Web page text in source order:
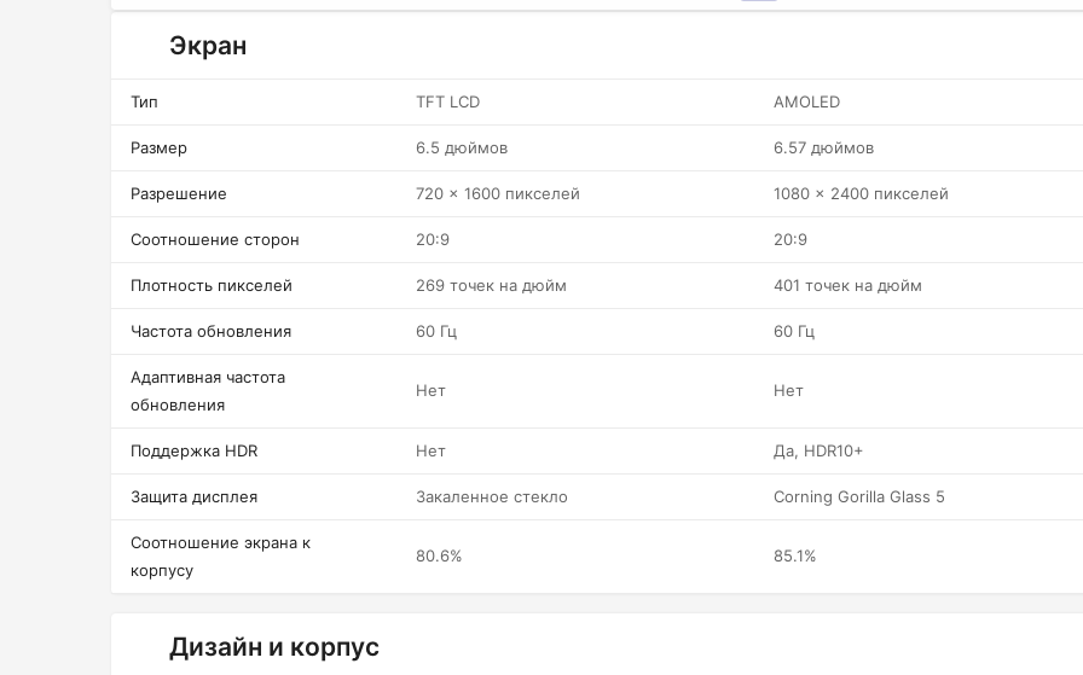
Экран
Тип TFT LCD AMOLED
Размер 6.5 дюймов 6.57 дюймов
Разрешение 720 x 1600 пикселей 1080 x 2400 пикселей
Соотношение сторон 20:9 20:9
Плотность пикселей 269 точек на дюйм 401 точек на дюйм
Частота обновления 60 Гц 60 Гц
Адаптивная частота
обновления
Нет Нет
Поддержка HDR Нет Да, HDR10+
Защита дисплея Закаленное стекло Corning Gorilla Glass 5
Соотношение экрана к
корпусу
80.6% 85.1%
Дизайн и корпус